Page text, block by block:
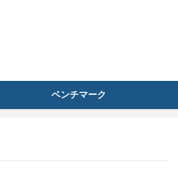
ベンチマーク